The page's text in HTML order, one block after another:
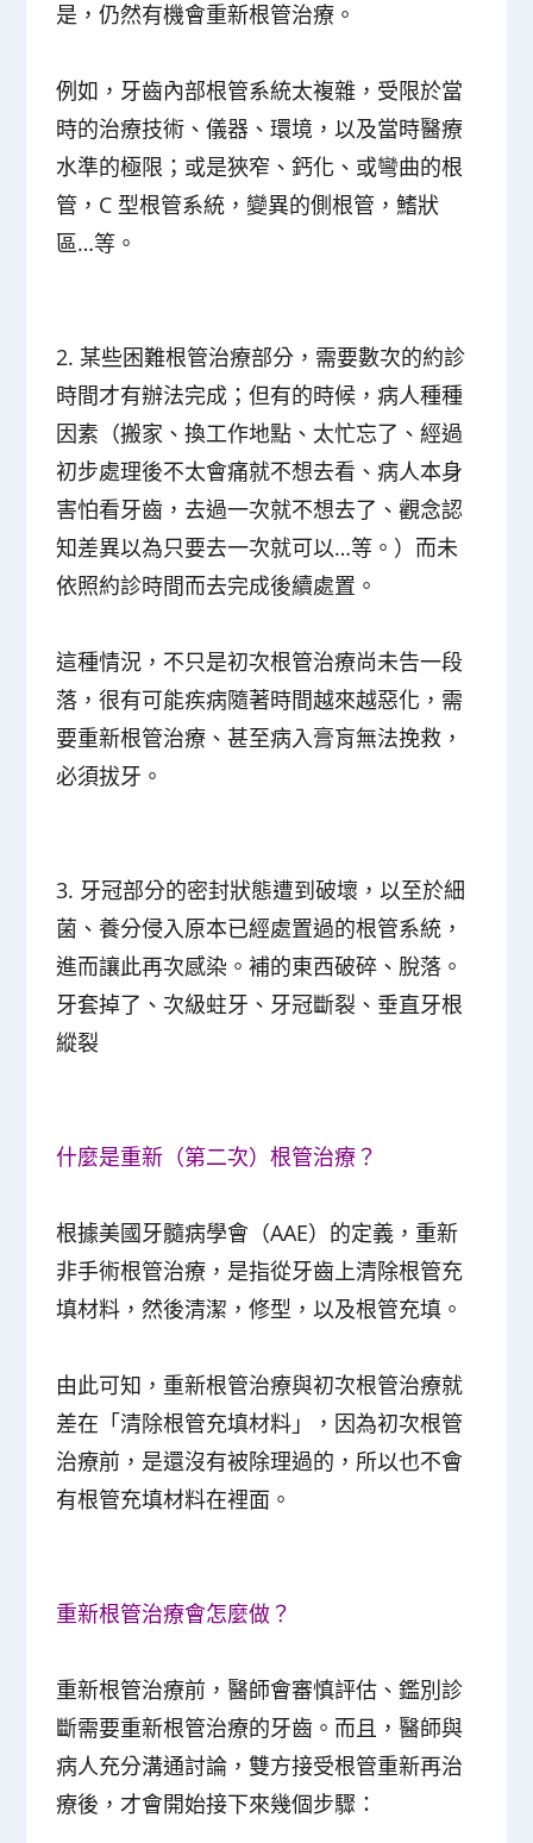
是，仍然有機會重新根管治療。
例如，牙齒內部根管系統太複雜，受限於當
時的治療技術、儀器、環境，以及當時醫療
水準的極限；或是狹窄、鈣化、或彎曲的根
管，C 型根管系統，變異的側根管，鰭狀
區…等。
2. 某些困難根管治療部分，需要數次的約診
時間才有辦法完成；但有的時候，病人種種
因素（搬家、換工作地點、太忙忘了、經過
初步處理後不太會痛就不想去看、病人本身
害怕看牙齒，去過一次就不想去了、觀念認
知差異以為只要去一次就可以…等。）而未
依照約診時間而去完成後續處置。
這種情況，不只是初次根管治療尚未告一段
落，很有可能疾病隨著時間越來越惡化，需
要重新根管治療、甚至病入膏肓無法挽救，
必須拔牙。
3. 牙冠部分的密封狀態遭到破壞，以至於細
菌、養分侵入原本已經處置過的根管系統，
進而讓此再次感染。補的東西破碎、脫落。
牙套掉了、次級蛀牙、牙冠斷裂、垂直牙根
縱裂
什麼是重新（第二次）根管治療？
根據美國牙髓病學會（AAE）的定義， 重新
非手術根管治療，是指從牙齒上清除根管充
填材料，然後清潔，修型，以及根管充填。
由此可知，重新根管治療與初次根管治療就
差在「清除根管充填材料」，因為初次根管
治療前，是還沒有被除理過的，所以也不會
有根管充填材料在裡面。
重新根管治療會怎麼做？
重新根管治療前，醫師會審慎評估、鑑別診
斷需要重新根管治療的牙齒。而且，醫師與
病人充分溝通討論，雙方接受根管重新再治
療後，才會開始接下來幾個步驟：